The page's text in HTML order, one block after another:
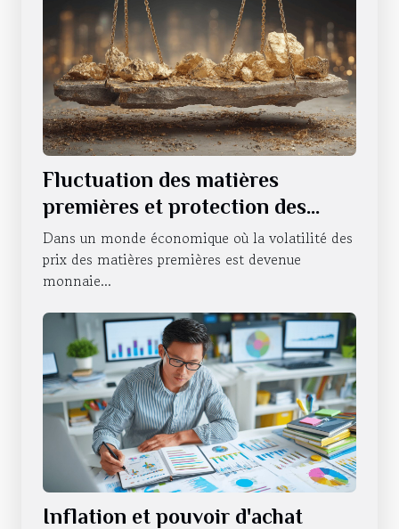
Fluctuation des matières
premières et protection des
investissements Comment se
couvrir contre l'instabilité
Dans un monde économique où la volatilité des
prix des matières premières est devenue
monnaie...
Inflation et pouvoir d'achat